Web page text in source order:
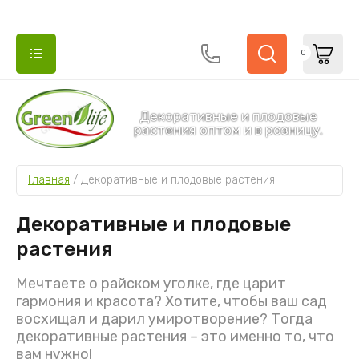
И ПЛОДОВЫЕ РАСТЕНИЯ
и кустарники
ДЕРЕВЬЯ
Декоративные и плодовые
растения оптом и в розницу.
0
Главная / Декоративные и плодовые растения
Декоративные и плодовые
растения
Мечтаете о райском уголке, где царит
гармония и красота? Хотите, чтобы ваш сад
восхищал и дарил умиротворение? Тогда
декоративные растения – это именно то, что
вам нужно!